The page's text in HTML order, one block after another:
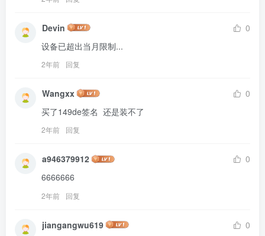
Devin
0
设备已超出当月限制...
2年前 回复
Wangxx
0
买了149de签名  还是装不了
2年前 回复
a946379912
0
6666666
2年前 回复
jiangangwu619
0